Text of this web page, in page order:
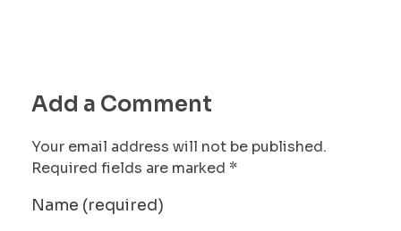
Add a Comment
Your email address will not be published.
Required fields are marked *
Name (required)